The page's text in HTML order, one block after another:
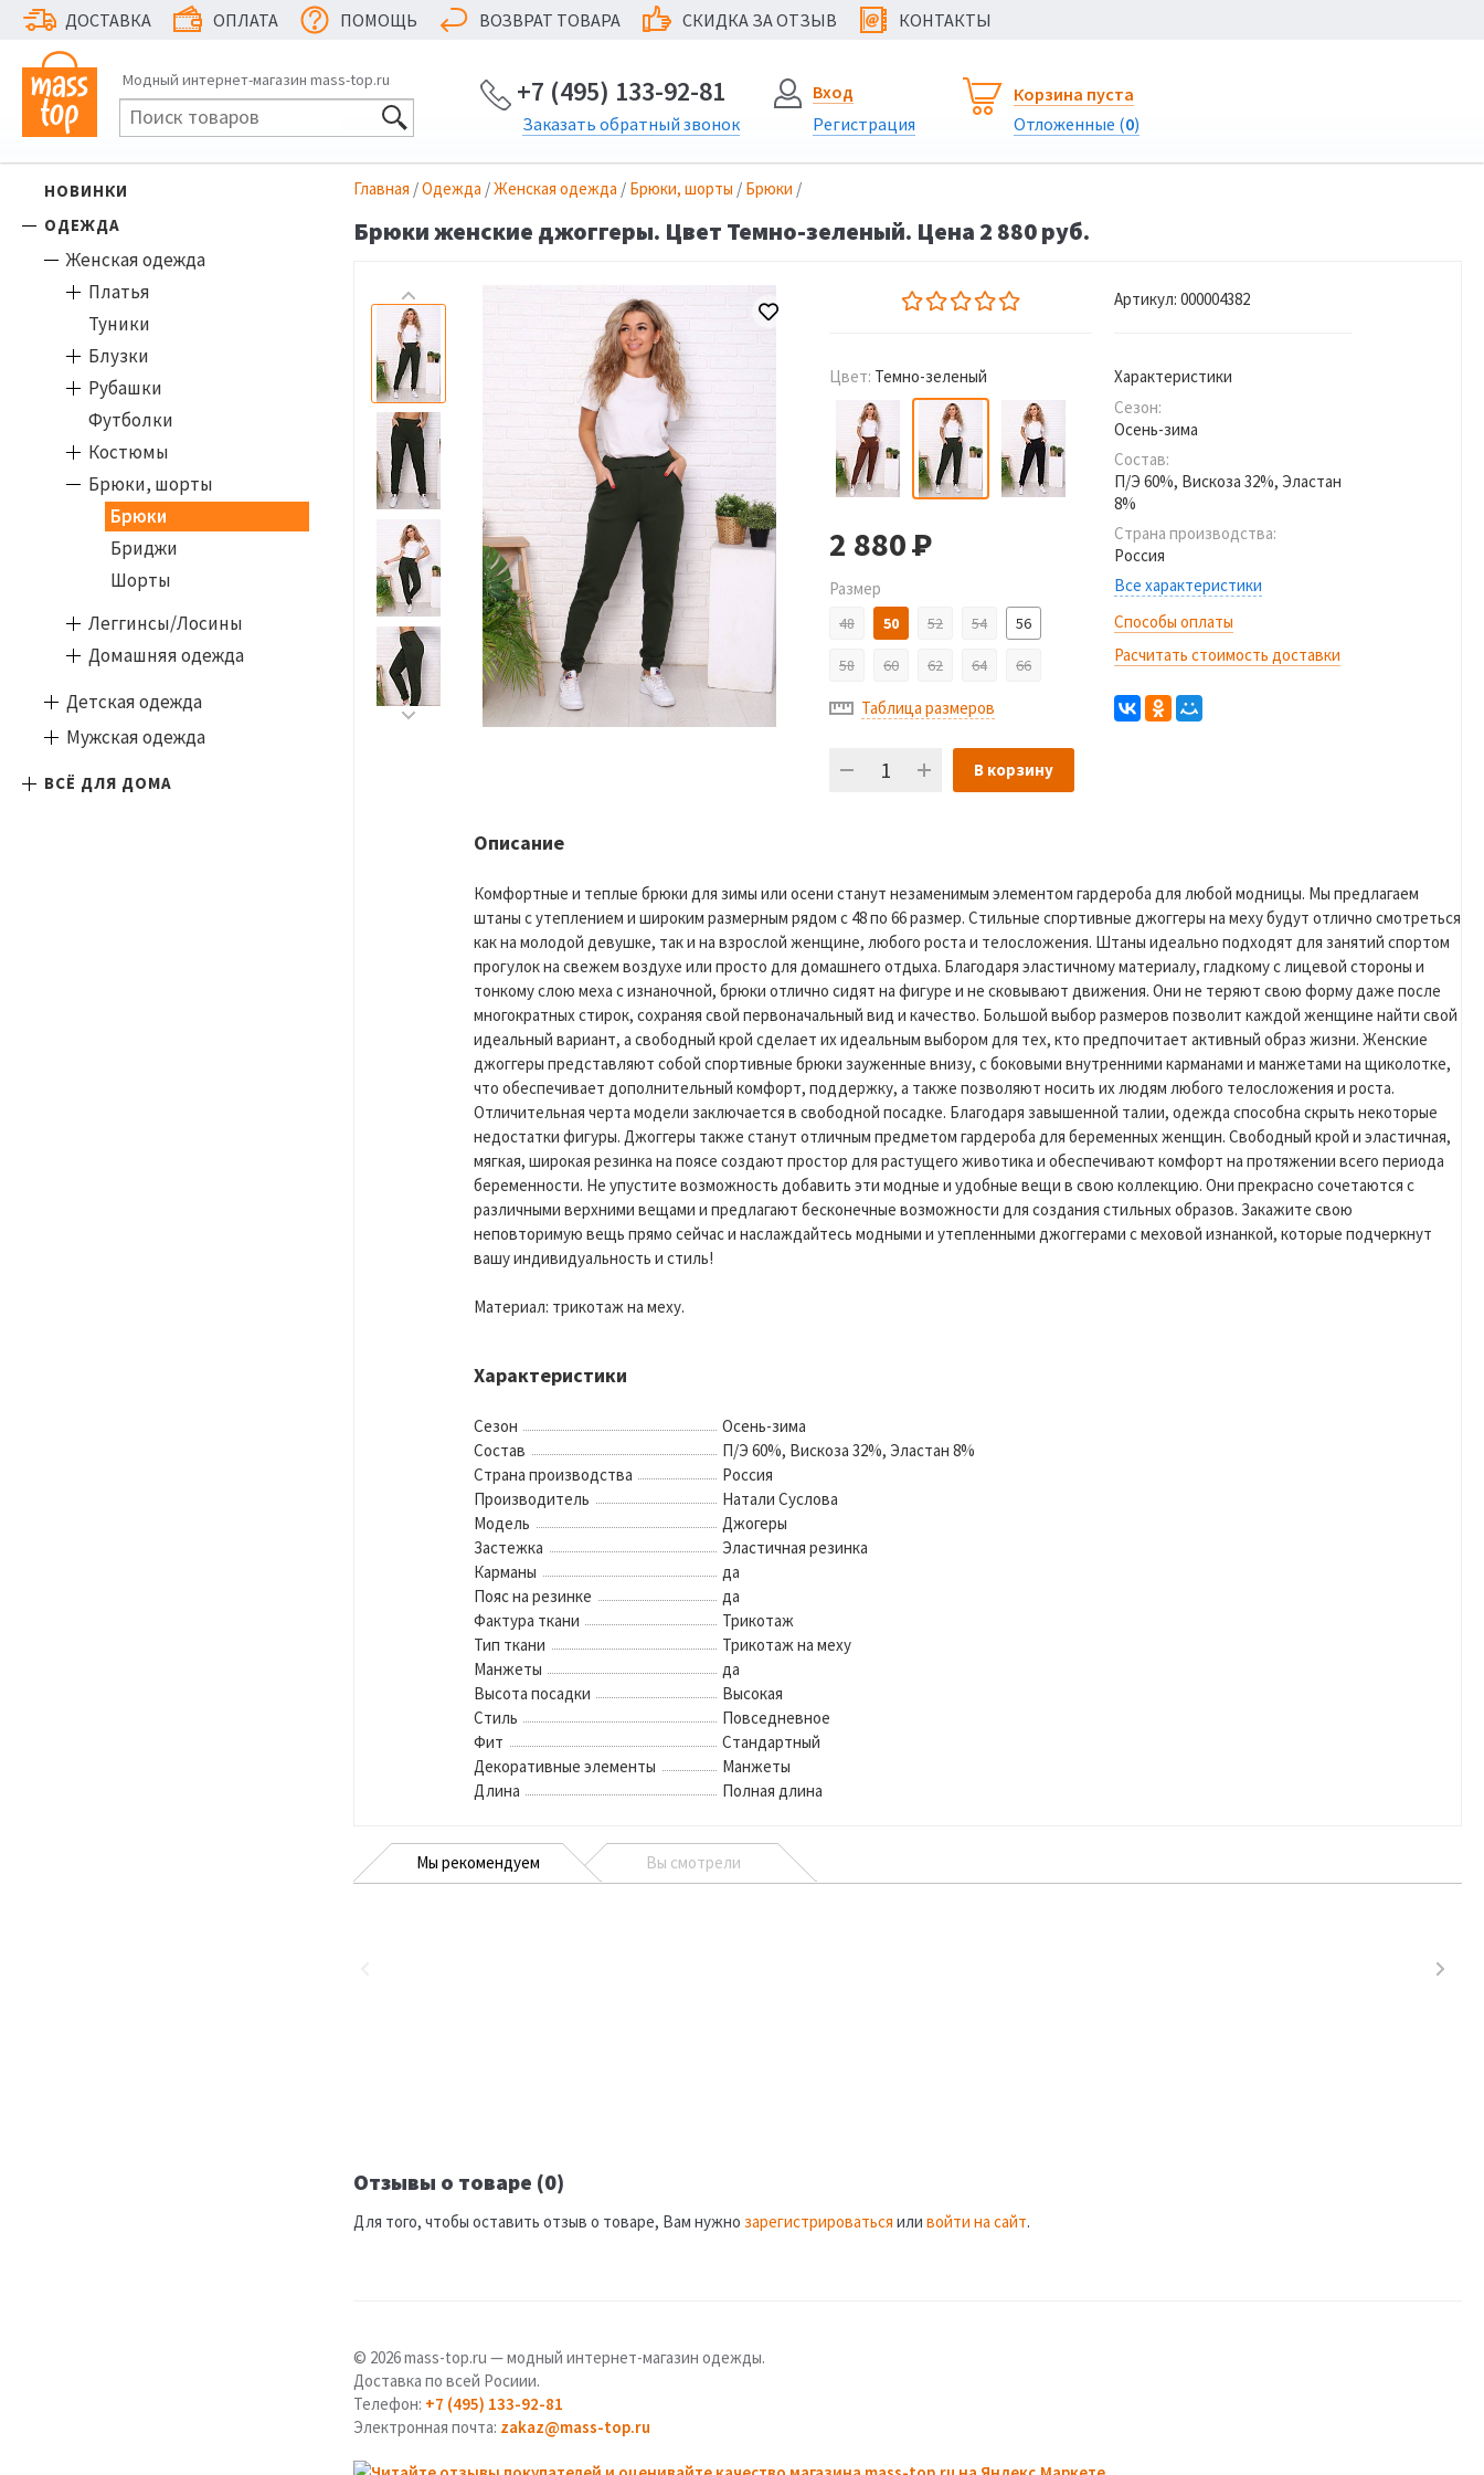
ДОСТАВКА ОПЛАТА ПОМОЩЬ ВОЗВРАТ ТОВАРА СКИДКА ЗА ОТЗЫВ @ КОНТАКТЫ
Модный интернет-магазин mass-top.ru +7 (495) 133-92-81
Заказать обратный звонок
Вход
Регистрация
Корзина пуста
Отложенные (0)
НОВИНКИ
ОДЕЖДА
Женская одежда
Платья
Туники
Блузки
Рубашки
Футболки
Костюмы
Брюки, шорты
Брюки
Бриджи
Шорты
Леггинсы/Лосины
Домашняя одежда
Детская одежда
Мужская одежда
ВСЁ ДЛЯ ДОМА
Главная /Одежда /Женская одежда / Брюки, шорты / Брюки /
Брюки женские джоггеры. Цвет Темно-зеленый. Цена 2 880 руб.
Цвет: Темно-зеленый
2 880Р
Размер
48 50 52 54 56
58 60 62 64 66
Таблица размеров
В корзину
Артикул: 000004382
Характеристики
Сезон:
Осень-зима
Состав:
П/Э 60%, Вискоза 32%, Эластан
8%
Страна производства:
Россия
Все характеристики
Способы оплаты
Расчитать стоимость доставки
Описание
Комфортные и теплые брюки для зимы или осени станут незаменимым элементом гардероба для любой модницы. Мы предлагаем
штаны с утеплением и широким размерным рядом с 48 по 66 размер. Стильные спортивные джоггеры на меху будут отлично смотреться
как на молодой девушке, так и на взрослой женщине, любого роста и телосложения. Штаны идеально подходят для занятий спортом
прогулок на свежем воздухе или просто для домашнего отдыха. Благодаря эластичному материалу, гладкому с лицевой стороны и
тонкому слою меха с изнаночной, брюки отлично сидят на фигуре и не сковывают движения. Они не теряют свою форму даже после
многократных стирок, сохраняя свой первоначальный вид и качество. Большой выбор размеров позволит каждой женщине найти свой
идеальный вариант, а свободный крой сделает их идеальным выбором для тех, кто предпочитает активный образ жизни. Женские
джоггеры представляют собой спортивные брюки зауженные внизу, с боковыми внутренними карманами и манжетами на щиколотке,
что обеспечивает дополнительный комфорт, поддержку, а также позволяют носить их людям любого телосложения и роста.
Отличительная черта модели заключается в свободной посадке. Благодаря завышенной талии, одежда способна скрыть некоторые
недостатки фигуры. Джоггеры также станут отличным предметом гардероба для беременных женщин. Свободный крой и эластичная,
мягкая, широкая резинка на поясе создают простор для растущего животика и обеспечивают комфорт на протяжении всего периода
беременности. Не упустите возможность добавить эти модные и удобные вещи в свою коллекцию. Они прекрасно сочетаются с
различными верхними вещами и предлагают бесконечные возможности для создания стильных образов. Закажите свою
неповторимую вещь прямо сейчас и наслаждайтесь модными и утепленными джоггерами с меховой изнанкой, которые подчеркнут
вашу индивидуальность и стиль!
Материал: трикотаж на меху.
Характеристики
Сезон
Осень-зима
Состав
П/Э 60%, Вискоза 32%, Эластан 8%
Страна производства
Россия
Производитель
Натали Суслова
Модель
Джогеры
Застежка
Эластичная резинка
Карманы
да
Пояс на резинке
да
Фактура ткани
Трикотаж
Тип ткани
Трикотаж на меху
Манжеты
да
Высота посадки
Высокая
Стиль
Повседневное
Фит
Стандартный
Декоративные элементы
Манжеты
Длина
Полная длина
Мы рекомендуем Вы смотрели
Отзывы о товаре (0)
Для того, чтобы оставить отзыв о товаре, Вам нужно зарегистрироваться или войти на сайт.
© 2026 mass-top.ru — модный интернет-магазин одежды.
Доставка по всей Росиии.
Телефон: +7 (495) 133-92-81
Электронная почта: zakaz@mass-top.ru